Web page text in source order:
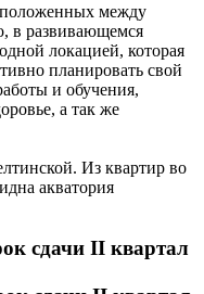
между
в развивающемся
локацией, которая
планировать свой
и обучения,
а так же
Из квартир во
акватория
сдачи II квартал